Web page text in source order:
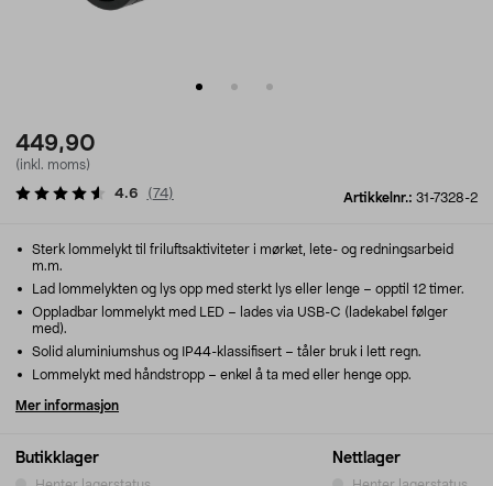
449,90
(inkl. moms)
Artikkelnr.: 31-7328-2
4.6 (74)
Butikklager Nettlager
Sterk lommelykt til friluftsaktiviteter i mørket, lete- og redningsarbeid
m.m.
Lad lommelykten og lys opp med sterkt lys eller lenge – opptil 12 timer.
Oppladbar lommelykt med LED – lades via USB-C (ladekabel følger
med).
Solid aluminiumshus og IP44-klassifisert – tåler bruk i lett regn.
Lommelykt med håndstropp – enkel å ta med eller henge opp.
Mer informasjon